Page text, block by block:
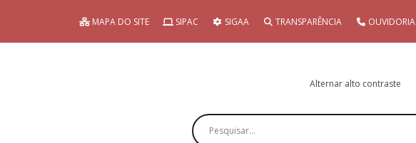
MAPA DO SITE SIPAC SIGAA TRANSPARÊNCIA OUVIDORIA
Alternar alto contraste
Pesquisar